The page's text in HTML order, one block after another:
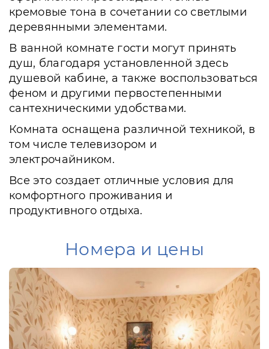
кремовые тона в сочетании со светлыми
деревянными элементами.
В ванной комнате гости могут принять
душ, благодаря установленной здесь
душевой кабине, а также воспользоваться
феном и другими первостепенными
сантехническими удобствами.
Комната оснащена различной техникой, в
том числе телевизором и
электрочайником.
Все это создает отличные условия для
комфортного проживания и
продуктивного отдыха.
Номера и цены